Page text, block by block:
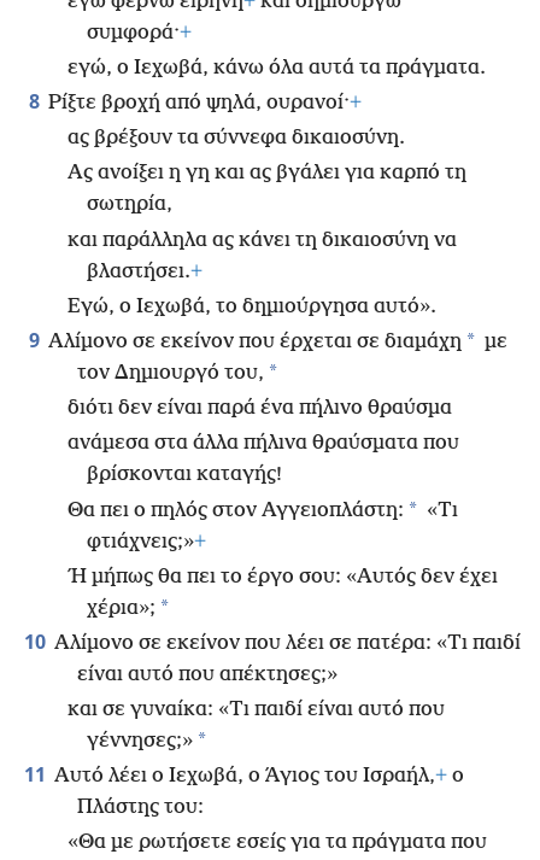
συμφορά·+
εγώ, ο Ιεχωβά, κάνω όλα αυτά τα πράγματα.
8 Ρίξτε βροχή από ψηλά, ουρανοί·+
ας βρέξουν τα σύννεφα δικαιοσύνη.
Ας ανοίξει η γη και ας βγάλει για καρπό τη
σωτηρία,
και παράλληλα ας κάνει τη δικαιοσύνη να
βλαστήσει.+
Εγώ, ο Ιεχωβά, το δημιούργησα αυτό».
9 Αλίμονο σε εκείνον που έρχεται σε διαμάχη * με
τον Δημιουργό του, *
διότι δεν είναι παρά ένα πήλινο θραύσμα
ανάμεσα στα άλλα πήλινα θραύσματα που
βρίσκονται καταγής!
Θα πει ο πηλός στον Αγγειοπλάστη: * «Τι
φτιάχνεις;»+
Ή μήπως θα πει το έργο σου: «Αυτός δεν έχει
χέρια»; *
10 Αλίμονο σε εκείνον που λέει σε πατέρα: «Τι παιδί
είναι αυτό που απέκτησες;»
και σε γυναίκα: «Τι παιδί είναι αυτό που
γέννησες;» *
11 Αυτό λέει ο Ιεχωβά, ο Άγιος του Ισραήλ,+ ο
Πλάστης του:
«Θα με ρωτήσετε εσείς για τα πράγματα που